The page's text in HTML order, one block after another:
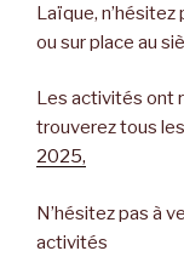
Laïque,
ou sur place au
Les activités ont
trouverez tous
2025,
N’hésitez pas à
activités